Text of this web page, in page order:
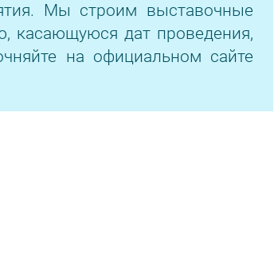
Мы строим выставочные
касающуюся дат проведения,
на официальном сайте